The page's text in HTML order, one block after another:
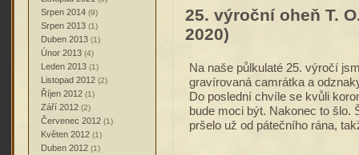
Srpen 2014 (9)
Srpen 2013 (1)
Duben 2013 (1)
Únor 2013 (4)
Leden 2013 (1)
Listopad 2012 (2)
Říjen 2012 (1)
Září 2012 (2)
Červenec 2012 (1)
Květen 2012 (1)
Duben 2012 (1)
25. výroční oheň T.
2020)
Na naše půlkulaté 25. výročí
gravírovaná camrátka a
Do poslední chvíle se kvůli
bude moci být. Nakonec to šlo.
pršelo už od pátečního rána,